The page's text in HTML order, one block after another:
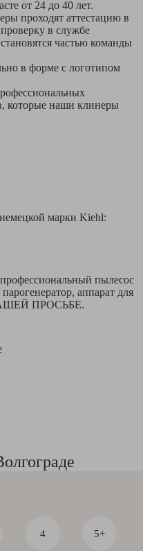
от 24 до 40 лет.
проходят аттестацию в
в службе
частью команды
в форме с логотипом
которые наши клинеры
марки Kiehl:
пылесос
аппарат для
ПРОСЬБЕ.
4 5+